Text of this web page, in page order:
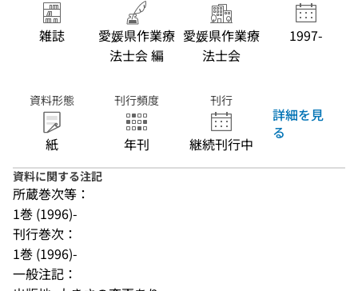
雑誌
愛媛県作業療
法士会 編
愛媛県作業療
法士会
1997-
資料形態
紙
刊行頻度
年刊
刊行
継続刊行中
詳細を見
る
資料に関する注記
所蔵巻次等：
1巻 (1996)-
刊行巻次：
1巻 (1996)-
一般注記：